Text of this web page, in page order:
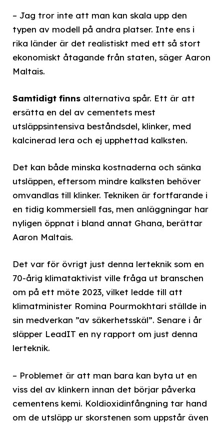
– Jag tror inte att man kan skala upp den
typen av modell på andra platser. Inte ens i
rika länder är det realistiskt med ett så stort
ekonomiskt åtagande från staten, säger Aaron
Maltais.
Samtidigt finns alternativa spår. Ett är att
ersätta en del av cementets mest
utsläppsintensiva beståndsdel, klinker, med
kalcinerad lera och ej upphettad kalksten.
Det kan både minska kostnaderna och sänka
utsläppen, eftersom mindre kalksten behöver
omvandlas till klinker. Tekniken är fortfarande i
en tidig kommersiell fas, men anläggningar har
nyligen öppnat i bland annat Ghana, berättar
Aaron Maltais.
Det var för övrigt just denna lerteknik som en
70-årig klimataktivist ville fråga ut branschen
om på ett möte 2023, vilket ledde till att
klimatminister Romina Pourmokhtari ställde in
sin medverkan ”av säkerhetsskäl”. Senare i år
släpper LeadIT en ny rapport om just denna
lerteknik.
– Problemet är att man bara kan byta ut en
viss del av klinkern innan det börjar påverka
cementens kemi. Koldioxidinfångning tar hand
om de utsläpp ur skorstenen som uppstår även